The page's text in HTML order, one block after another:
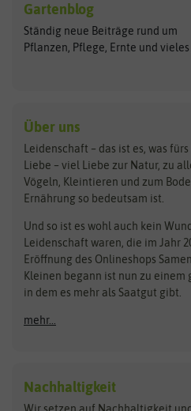
Exotische Samen
Gemüsesamen
Gründünger
Kräutersamen
Obstsamen
Pilzbrut
Rasensamen
Steckzwiebeln
Zimmer & Kübelpflanzen
Kataloge
Schnäppchen
Anzucht & Gartenzubehör
Anzuchtschalen
Heizmatte & Heizkabel
Arche Noah
ASB Greenworld
Benary
Bingenheimer Saatgut
Bionana
BIOWOL
Blumicorn
Bûten Birds
Carl Pabst
Florissa
Gartenblog
Ständig neue Beiträge rund um
Pflanzen, Pflege, Ernte und vieles
Über uns
Leidenschaft – das ist es, was
Liebe – viel Liebe zur Natur, zu
Vögeln, Kleintieren und zum
Ernährung so bedeutsam ist.
Und so ist es wohl auch kein
Leidenschaft waren, die im Jahr
Eröffnung des Onlineshops
Kleinen begann ist nun zu einem
in dem es mehr als Saatgut gibt.
mehr...
Nachhaltigkeit
Wir setzen auf Nachhaltigkeit